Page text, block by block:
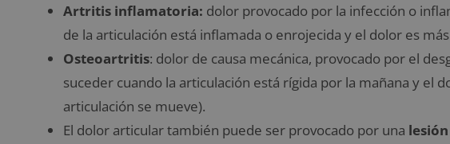
Artritis inflamatoria: dolor provocado por la infección o
de la articulación está inflamada o enrojecida y el dolor es
Osteoartritis: dolor de causa mecánica, provocado por el
suceder cuando la articulación está rígida por la mañana y el
articulación se mueve).
El dolor articular también puede ser provocado por una